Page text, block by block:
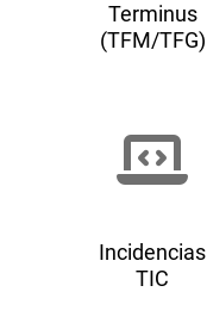
Terminus
(TFM/TFG)
Incidencias
TIC